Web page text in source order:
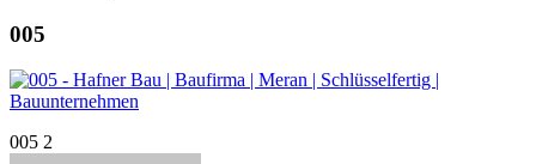
005
005 2